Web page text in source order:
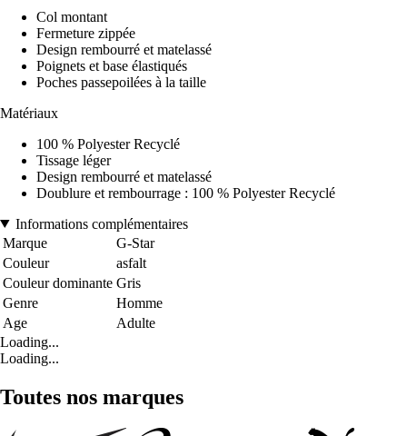
Col montant
Fermeture zippée
Design rembourré et matelassé
Poignets et base élastiqués
Poches passepoilées à la taille
Matériaux
100 % Polyester Recyclé
Tissage léger
Design rembourré et matelassé
Doublure et rembourrage : 100 % Polyester Recyclé
Informations complémentaires
Marque
G-Star
Couleur
asfalt
Couleur dominante Gris
Genre
Homme
Age
Adulte
Loading...
Loading...
Toutes nos marques